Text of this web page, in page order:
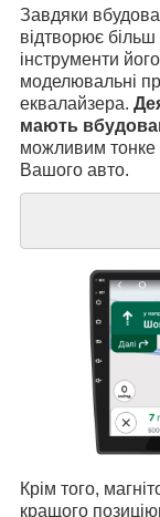
Завдяки
відтворює більш
інструменти
моделювальні
еквалайзера.
мають
можливим тонке
Вашого авто.
Крім того,
кращого